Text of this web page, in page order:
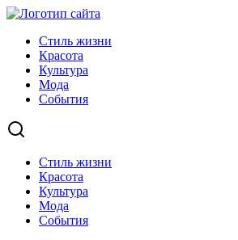
Стиль жизни
Красота
Культура
Мода
События
Стиль жизни
Красота
Культура
Мода
События